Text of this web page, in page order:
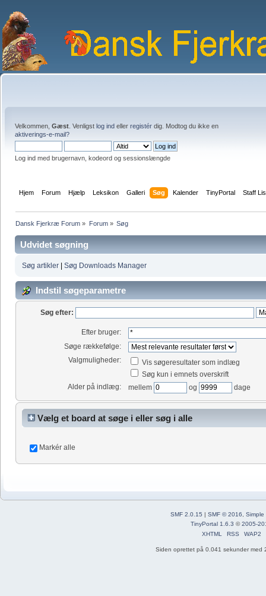
Velkommen, Gæst . Venligst log ind eller registér dig. Modtog du ikke en
aktiverings-e-mail?
Log ind med brugernavn, kodeord og sessionslængde
Hjem Forum Hjælp Leksikon Galleri Søg Kalender TinyPortal Staff
Dansk Fjerkræ Forum » Forum» Søg
Udvidet søgning
Søg artikler |Søg Downloads Manager
Indstil søgeparametre
Søg efter:
Efter bruger:
Søge rækkefølge:
Valgmuligheder:
Vis søgeresultater som indlæg
Søg kun i emnets overskrift
Alder på indlæg:
mellem og dage
Vælg et board at søge i eller søg i alle
Markér alle
SMF 2.0.15 | SMF © 2016
Simple
TinyPortal 1.6.3 ©2005-
XHTML
RSS WAP2
Siden oprettet på 0.041 sekunder med